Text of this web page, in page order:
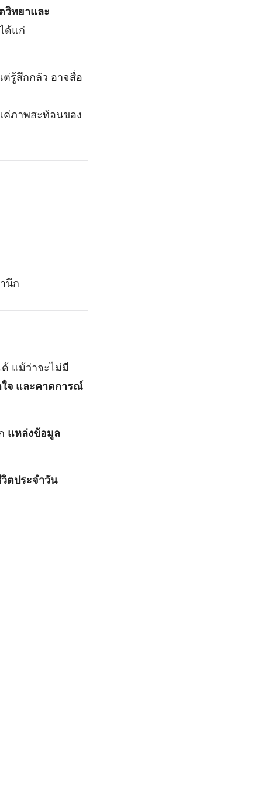
วิทยาและ
ด้แก่
รู้สึกกลัว อาจสื่อ
ค่ภาพสะท้อนของ
นึก
แม้ว่าจะไม่มี
จ และคาดการณ์
แหล่งข้อมูล
ตประจำวัน